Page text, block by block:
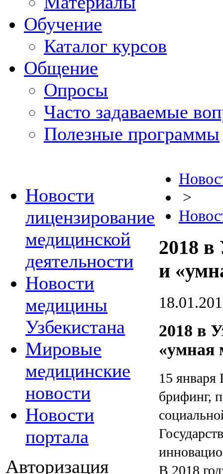
Обучение
Каталог курсов
Общение
Опросы
Часто задаваемые
Полезные программы
Новости
лицензирование
медицинской
деятельности
Новости
медицины
Узбекистана
Мировые
медицинские
новости
Новости
портала
Авторизация
>
2018 в
и
2018 в
«умная
15 января
брифинг,
В 2018